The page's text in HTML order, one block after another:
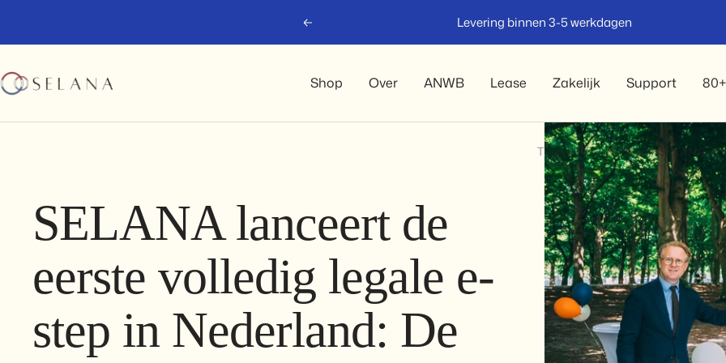
Vorig 100% RDW-Goedgekeurd
Shop Over ANWB Lease Zakelijk Support
SELANA
Thuis SELANA Blog SELANA
SELANA lanceert de
eerste volledig legale e-
step in Nederland: De